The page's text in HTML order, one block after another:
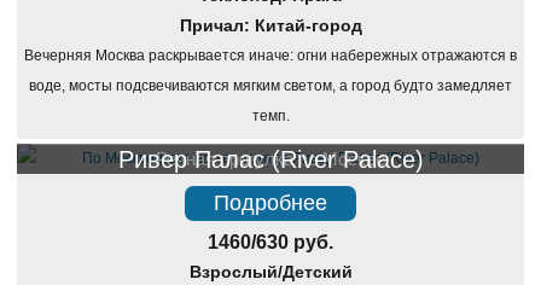
Причал: Китай-город
Вечерняя Москва раскрывается иначе: огни набережных отражаются в
воде, мосты подсвечиваются мягким светом, а город будто замедляет
темп.
Речная прогулка по Москве
Ривер Палас (River Palace)
Подробнее
1460/630 руб.
Взрослый/Детский